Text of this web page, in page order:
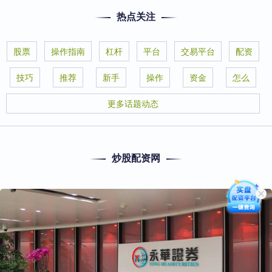
热点关注
股票 操作指南 杠杆 平台 交易平台 配资
技巧 推荐 新手 操作 资金 怎么
更多话题动态
炒股配资网